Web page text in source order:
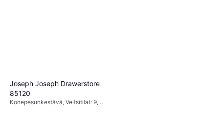
Joseph Joseph Drawerstore
85120
Konepesunkestävä, Veitsitilat: 9,